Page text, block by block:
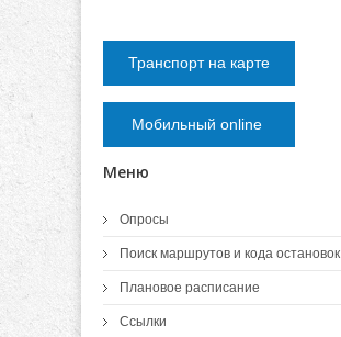
Транспорт на карте
Мобильный online
Меню
Опросы
Поиск маршрутов и кода остановок
Плановое расписание
Ссылки